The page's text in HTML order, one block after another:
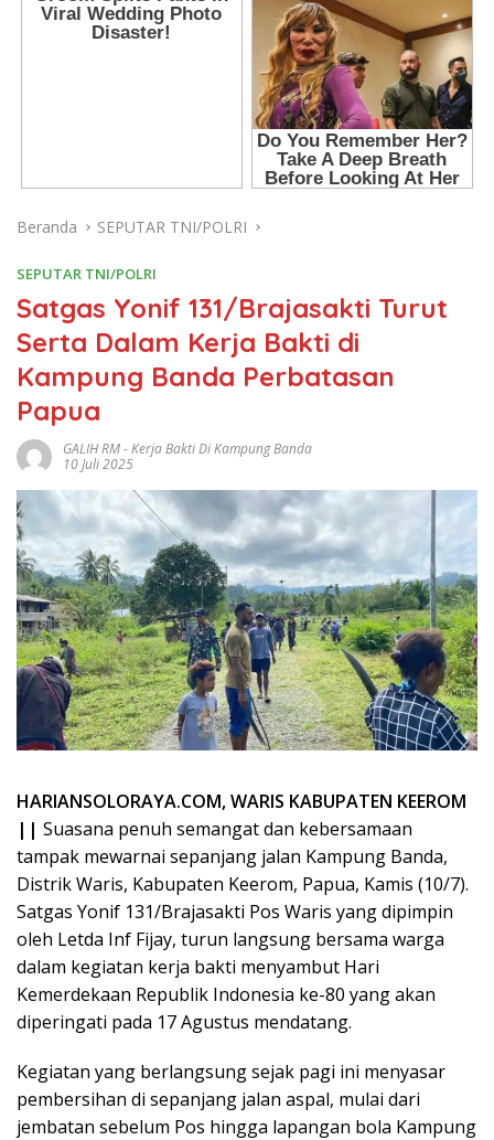
Beranda SEPUTAR TNI/POLRI
SEPUTAR TNI/POLRI
Satgas Yonif 131/Brajasakti Turut
Serta Dalam Kerja Bakti di
Kampung Banda Perbatasan
Papua
GALIH RM-Kerja Bakti Di Kampung Banda
10 Juli 2025
HARIANSOLORAYA.COM, WARIS KABUPATEN KEEROM
|| Suasana penuh semangat dan kebersamaan
tampak mewarnai sepanjang jalan Kampung Banda,
Distrik Waris, Kabupaten Keerom, Papua, Kamis (10/7).
Satgas Yonif 131/Brajasakti Pos Waris yang dipimpin
oleh Letda Inf Fijay, turun langsung bersama warga
dalam kegiatan kerja bakti menyambut Hari
Kemerdekaan Republik Indonesia ke-80 yang akan
diperingati pada 17 Agustus mendatang.
Kegiatan yang berlangsung sejak pagi ini menyasar
pembersihan di sepanjang jalan aspal, mulai dari
jembatan sebelum Pos hingga lapangan bola Kampung